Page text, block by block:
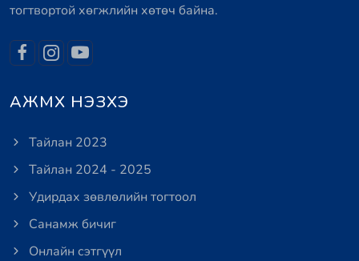
тогтвортой хөгжлийн хөтөч байна.
АЖМХ НЭЗХЭ
Тайлан 2023
Тайлан 2024 - 2025
Удирдах зөвлөлийн тогтоол
Санамж бичиг
Онлайн сэтгүүл